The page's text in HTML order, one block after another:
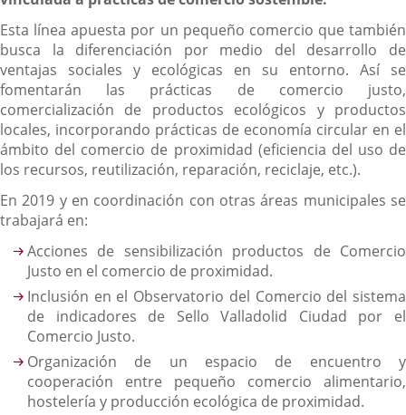
Esta línea apuesta por un pequeño comercio que también
busca la diferenciación por medio del desarrollo de
ventajas sociales y ecológicas en su entorno. Así se
fomentarán las prácticas de comercio justo,
comercialización de productos ecológicos y productos
locales, incorporando prácticas de economía circular en el
ámbito del comercio de proximidad (eficiencia del uso de
los recursos, reutilización, reparación, reciclaje, etc.).
En 2019 y en coordinación con otras áreas municipales se
trabajará en:
Acciones de sensibilización productos de Comercio
Justo en el comercio de proximidad.
Inclusión en el Observatorio del Comercio del sistema
de indicadores de Sello Valladolid Ciudad por el
Comercio Justo.
Organización de un espacio de encuentro y
cooperación entre pequeño comercio alimentario,
hostelería y producción ecológica de proximidad.